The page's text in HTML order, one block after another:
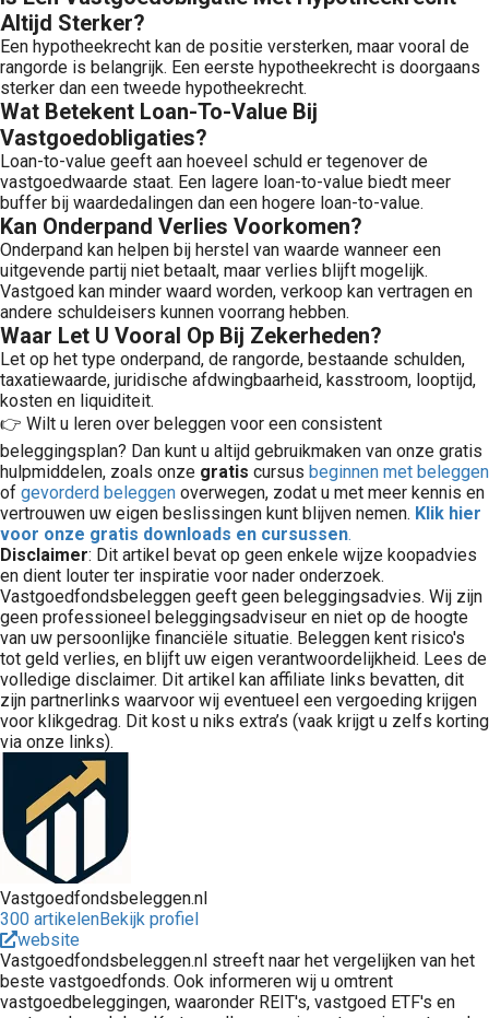
Altijd Sterker?
Een hypotheekrecht kan de positie versterken, maar vooral de
rangorde is belangrijk. Een eerste hypotheekrecht is doorgaans
sterker dan een tweede hypotheekrecht.
Wat Betekent Loan-To-Value Bij
Vastgoedobligaties?
Loan-to-value geeft aan hoeveel schuld er tegenover de
vastgoedwaarde staat. Een lagere loan-to-value biedt meer
buffer bij waardedalingen dan een hogere loan-to-value.
Kan Onderpand Verlies Voorkomen?
Onderpand kan helpen bij herstel van waarde wanneer een
uitgevende partij niet betaalt, maar verlies blijft mogelijk.
Vastgoed kan minder waard worden, verkoop kan vertragen en
andere schuldeisers kunnen voorrang hebben.
Waar Let U Vooral Op Bij Zekerheden?
Let op het type onderpand, de rangorde, bestaande schulden,
taxatiewaarde, juridische afdwingbaarheid, kasstroom, looptijd,
kosten en liquiditeit.
👉 Wilt u leren over beleggen voor een consistent
beleggingsplan? Dan kunt u altijd gebruikmaken van onze gratis
hulpmiddelen, zoals onze gratis cursus beginnen met beleggen
of gevorderd beleggen overwegen, zodat u met meer kennis en
vertrouwen uw eigen beslissingen kunt blijven nemen. Klik hier
voor onze gratis downloads en cursussen.
Disclaimer: Dit artikel bevat op geen enkele wijze koopadvies
en dient louter ter inspiratie voor nader onderzoek.
Vastgoedfondsbeleggen geeft geen beleggingsadvies. Wij zijn
geen professioneel beleggingsadviseur en niet op de hoogte
van uw persoonlijke financiële situatie. Beleggen kent risico's
tot geld verlies, en blijft uw eigen verantwoordelijkheid. Lees de
volledige disclaimer. Dit artikel kan affiliate links bevatten, dit
zijn partnerlinks waarvoor wij eventueel een vergoeding krijgen
voor klikgedrag. Dit kost u niks extra’s (vaak krijgt u zelfs korting
via onze links).
Vastgoedfondsbeleggen.nl
300 artikelenBekijk profiel
website
Vastgoedfondsbeleggen.nl streeft naar het vergelijken van het
beste vastgoedfonds. Ook informeren wij u omtrent
vastgoedbeleggingen, waaronder REIT's, vastgoed ETF's en